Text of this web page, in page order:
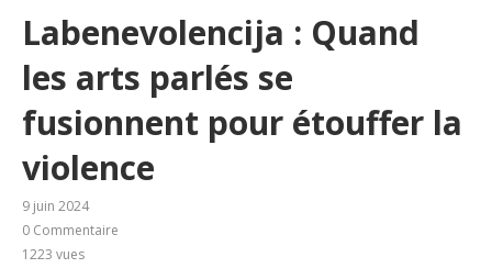
Labenevolencija : Quand
les arts parlés se
fusionnent pour étouffer la
violence
9 juin 2024
0 Commentaire
1223 vues